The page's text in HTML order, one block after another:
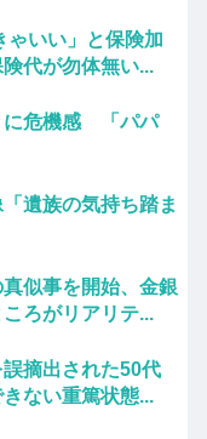
ゃいい」と保険加
代が勿体無い...
に危機感 「パパ
遺族の気持ち踏ま
似事を開始、金銀
ろがリアリテ...
誤摘出された50代
ない重篤状態...